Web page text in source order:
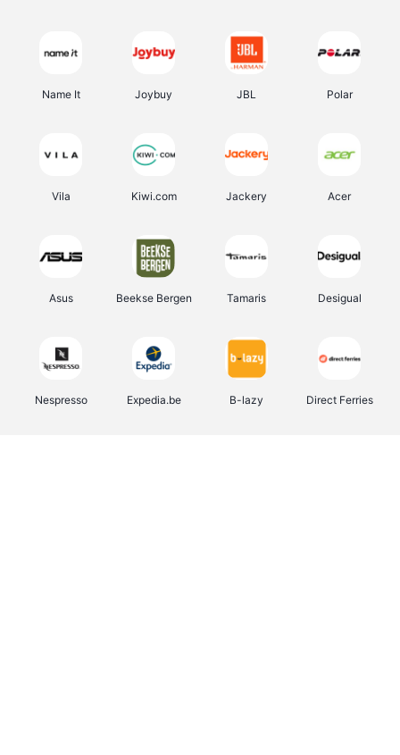
Name It Joybuy JBL Polar
Vila Kiwi.com Jackery Acer
Asus Beekse Bergen Tamaris Desigual
Nespresso Expedia.be B-lazy Direct Ferries